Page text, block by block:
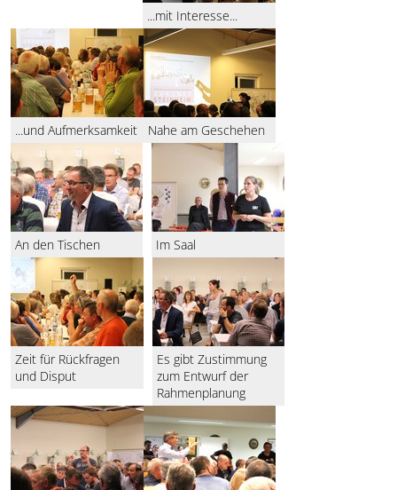
...mit Interesse...
...und Aufmerksamkeit Nahe am Geschehen
An den Tischen Im Saal
Zeit für Rückfragen
und Disput
Es gibt Zustimmung
zum Entwurf der
Rahmenplanung